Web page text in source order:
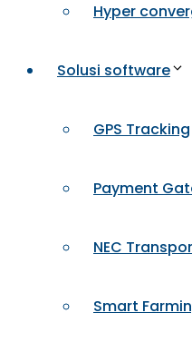
Hyper
Solusi software
GPS Tracking
Payment
NEC
Smart